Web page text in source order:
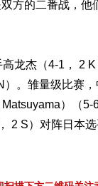
方的二番战，
龙杰（4-1， 2
。雏量级比赛
）（
2 S）对阵日本